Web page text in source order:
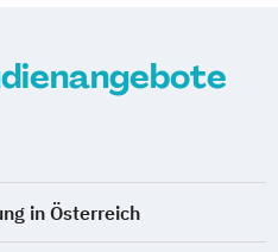
in Österreich